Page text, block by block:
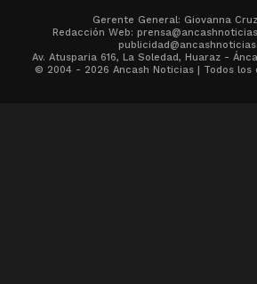
Gerente General: Giovanna
Redacción Web:
Av. Atusparia 616, La Soledad, Huaraz -
© 2004 - 2026 Ancash Noticias | Todos los